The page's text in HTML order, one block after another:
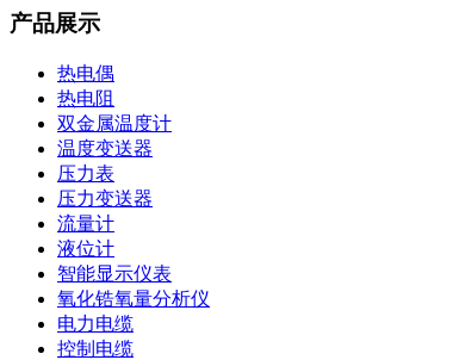
产品展示
热电偶
热电阻
双金属温度计
温度变送器
压力表
压力变送器
流量计
液位计
智能显示仪表
氧化锆氧量分析仪
电力电缆
控制电缆